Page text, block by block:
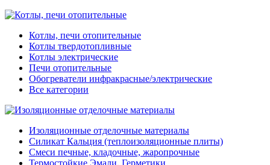
Котлы, печи отопительные
Котлы твердотопливные
Котлы электрические
Печи отопительные
Обогреватели инфракрасные/электрические
Все категории
Изоляционные отделочные материалы
Силикат Кальция (теплоизоляционные плиты)
Смеси печные, кладочные, жаропрочные
Термостойкие Эмали, Герметики